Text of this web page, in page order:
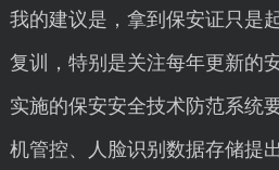
我的建议是，拿到保安证只是
复训，特别是关注每年更新的
实施的保安安全技术防范系统
机管控、人脸识别数据存储提